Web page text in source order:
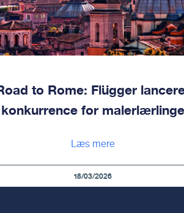
to Rome: Flügger
konkurrence for malerlærlinge
Læs mere
18/03/2026